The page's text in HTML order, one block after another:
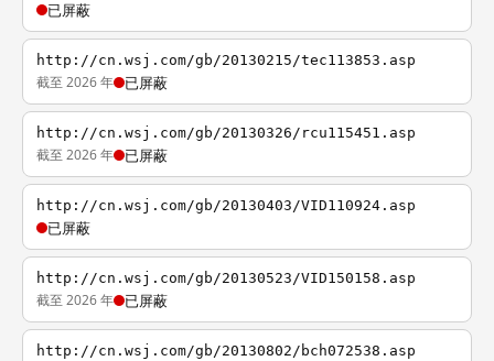
已屏蔽
http://cn.wsj.com/gb/20130215/tec113853.asp
截至 2026 年 已屏蔽
http://cn.wsj.com/gb/20130326/rcu115451.asp
截至 2026 年 已屏蔽
http://cn.wsj.com/gb/20130403/VID110924.asp
已屏蔽
http://cn.wsj.com/gb/20130523/VID150158.asp
截至 2026 年 已屏蔽
http://cn.wsj.com/gb/20130802/bch072538.asp